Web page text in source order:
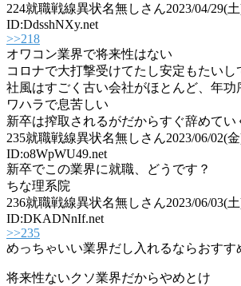
224就職戦線異状名無しさん2023/04/29(
ID:DdsshNXy.net
>>218
オワコン業界で将来性はない
コロナで大打撃受けてたし安定もたいし
社風はすごく古い会社がほとんど、年功
ワハラで息苦しい
新卒は搾取されるがだからすぐ辞めてい
235就職戦線異状名無しさん2023/06/02(
ID:o8WpWU49.net
新卒でこの業界に就職、どうです？
ちな理系院
236就職戦線異状名無しさん2023/06/03(
ID:DKADNnIf.net
>>235
めっちゃいい業界だし入れるならおすす
将来性ないクソ業界だからやめとけ